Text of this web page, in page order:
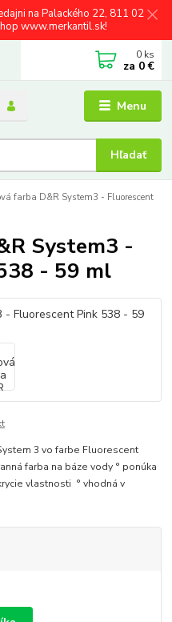
na Palackého 22, 811 02
www.merkantil.sk!
Menu
Hľadať
0 ks
za 0 €
farba D&R System3 - Fluorescent
System3 -
- 59 ml
3 vo farbe Fluorescent
farba na báze vody ° ponúka
vlastnosti ° vhodná v